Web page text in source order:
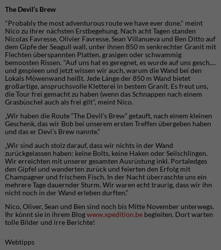
The Devil’s Brew
"Probably the most adventurous route we have ever done." meint
Nico zu ihrer nächsten Erstbegehung. Nach acht Tagen standen
Nicolas Favresse, Olivier Favresse, Sean Villanueva und Ben Ditto auf
dem Gipfe der Seagull wall, unter ihnen 850 m senkrechter Granit mit
Flechten überspannten Platten, grasigen oder schwammig
bemoosten Rissen. "Auf uns hat es geregnet, es wurde auf uns gesch....
und gespieen und jetzt wissen wir auch, warum die Wand bei den
Lokals Möwenwand heißt. Jede Länge der 850 m Wand bietet
großartige, anspruchsvolle Kletterei in bestem Granit. Es freut uns,
die Tour frei gemacht zu haben (wenn das Schnappen nach einem
Grasbüschel auch als frei gilt", meint Nico.
„Wir haben die Route “The Devil’s Brew” getauft, nach einem kleinen
Geschenk, das wir Bob bei unserem ersten Treffen übergeben haben
und das er Devi’s Brew nannte.“
„Wir sind auch stolz darauf, dass wir nichts in der Wand
zurückgelassen haben: keine Bolts, keine Haken oder Seilschlingen.
Wir erreichten mit unserer gesamten Ausrüstung inkl. Portaledges
den Gipfel und wanderten zurück und feierten den Erfolg mit
Champagner und frischem Fisch. In der Nacht überraschte uns ein
mehrere Tage dauernder Sturm. Wir waren echt traurig, dass wir ihn
nicht noch in der Wand erleben durften.“
Nico, Oliver, Sean und Ben sind noch bis Mitte November unterwegs.
Ihr könnt sie in ihrem Blogwww.xpedition.be begleiten. Dort warten
tolle Bilder und irre Berichte!
Webtipps